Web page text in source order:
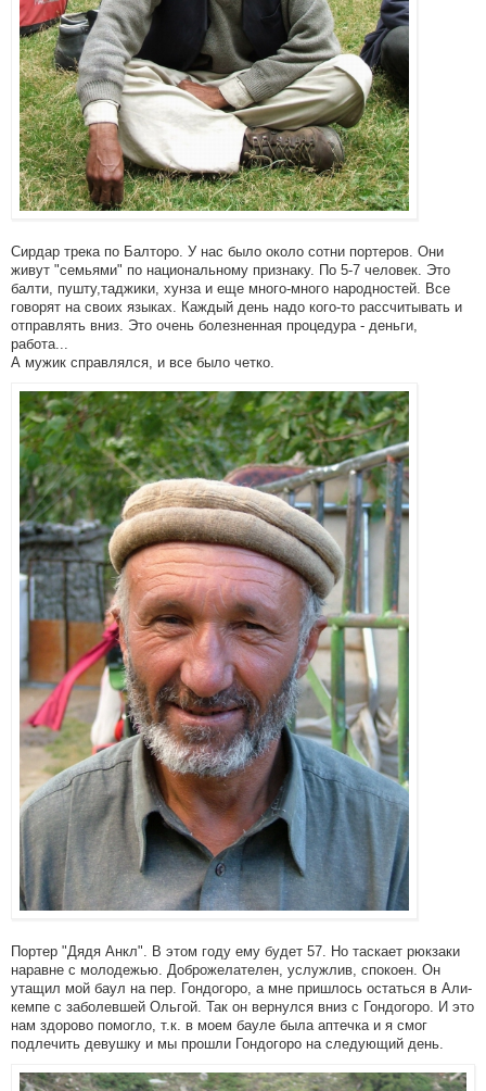
Сирдар трека по Балторо. У нас было около сотни портеров. Они
живут "семьями" по национальному признаку. По 5-7 человек. Это
балти, пушту,таджики, хунза и еще много-много народностей. Все
говорят на своих языках. Каждый день надо кого-то рассчитывать и
отправлять вниз. Это очень болезненная процедура - деньги,
работа...
А мужик справлялся, и все было четко.
Портер "Дядя Анкл". В этом году ему будет 57. Но таскает рюкзаки
наравне с молодежью. Доброжелателен, услужлив, спокоен. Он
утащил мой баул на пер. Гондогоро, а мне пришлось остаться в Али-
кемпе с заболевшей Ольгой. Так он вернулся вниз с Гондогоро. И это
нам здорово помогло, т.к. в моем бауле была аптечка и я смог
подлечить девушку и мы прошли Гондогоро на следующий день.